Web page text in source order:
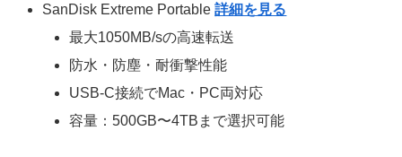
SanDisk Extreme Portable詳細を見る
最大1050MB/sの高速転送
防水・防塵・耐衝撃性能
USB-C接続でMac・PC両対応
容量：500GB〜4TBまで選択可能